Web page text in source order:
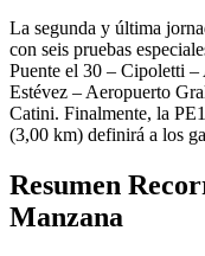
La segunda y última
con seis pruebas
Puente el 30 – Cipoletti
Estévez – Aeropuerto
Catini. Finalmente, la
(3,00 km) definirá a los
Resumen
Manzana